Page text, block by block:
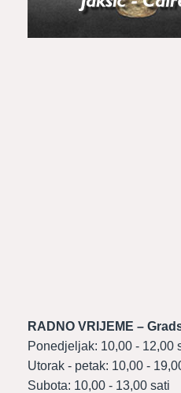
RADNO VRIJEME –
Ponedjeljak: 10,00 - 12,00
Utorak - petak: 10,00 -
Subota: 10,00 - 13,00 sati